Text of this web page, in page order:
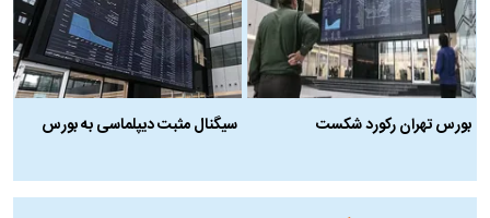
بورس تهران رکورد شکست
سیگنال مثبت دیپلماسی به بورس